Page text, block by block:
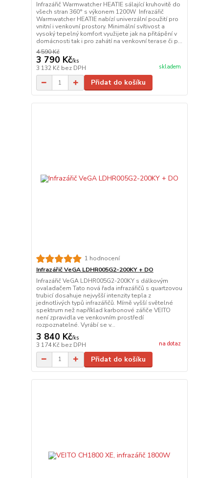
Infrazářič Warmwatcher HEATIE sálající kruhovitě do
všech stran 360° s výkonem 1200W Infrazářič
Warmwatcher HEATIE nabízí univerzální použití pro
vnitní i venkovní prostory. Minimální svítivost a
vysoký tepelný komfort využijete jak na přitápění v
domácnosti tak i pro zahátí na venkovní terase či p...
4 590 Kč
3 790 Kč/ks
3 132 Kč bez DPH skladem
Přidat do košíku
1 hodnocení
Infrazářič VeGA LDHR005G2-200KY + DO
Infrazářič VeGA LDHR005G2-200KY s dálkovým
ovaladačem Tato nová řada infrazářičů s quartzovou
trubicí dosahuje nejvyšší intenzity tepla z
jednotlivých typů infrazářičů. Mírně vyšší světelné
spektrum než například karbonové zářiče VEITO
není zpravidla ve venkovním prostředí
rozpoznatelné. Vyrábí se v...
3 840 Kč/ks
3 174 Kč bez DPH na dotaz
Přidat do košíku